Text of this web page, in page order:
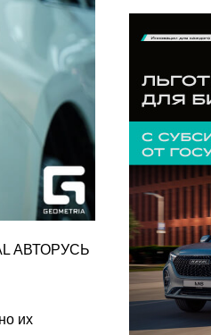
АВТОРУСЬ
их